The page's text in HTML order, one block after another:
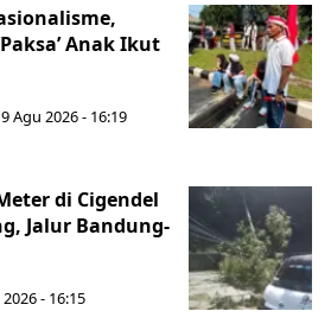
Anak Ikut
Agu 2026 - 16:19
di Cigendel
Jalur Bandung-
- 16:15